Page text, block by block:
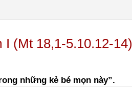
(Mt 18,1-5.10.12-14)
những kẻ bé mọn này”.